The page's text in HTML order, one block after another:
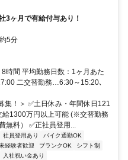
3ヶ月で有給付与あり！
5分
時間 平均勤務日数：1ヶ月あた
二交替勤務…6:30～15:20､
集！＞ ✅土日休み・年間休日121
給1300万円以上可能 (※交替勤務
無料） ✅正社員登用...
社員登用あり
バイク通勤OK
経験者歓迎 ブランクOK
シフト制
入社祝い金あり